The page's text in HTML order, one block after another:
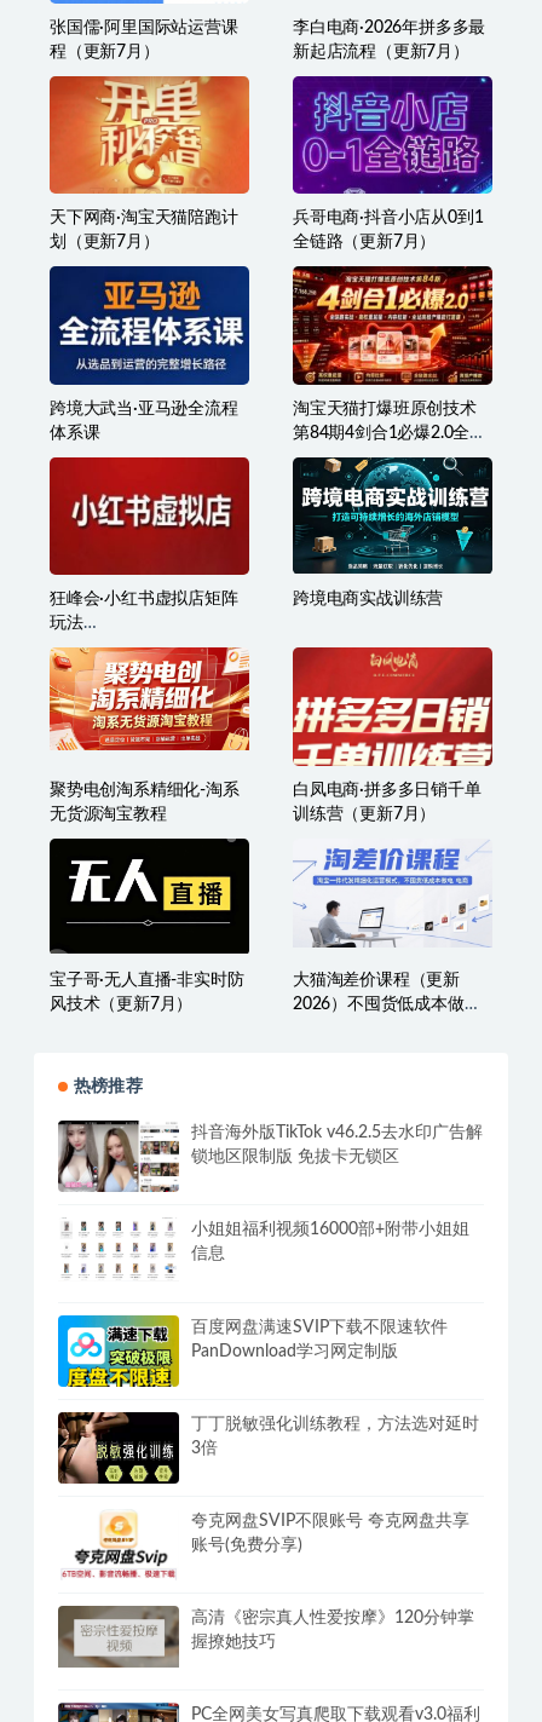
张国儒·阿里国际站运营课
程（更新7月）
李白电商·2026年拼多多最
新起店流程（更新7月）
天下网商·淘宝天猫陪跑计
划（更新7月）
兵哥电商·抖音小店从0到1
全链路（更新7月）
淘宝天猫打爆班原创技术
第84期4剑合1必爆2.0全链
容拉新・全站高投产爆款
狂峰会·小红书虚拟店矩阵
玩法
跨境电商实战训练营
聚势电创淘系精细化-淘系
白凤电商·拼多多日销千单
训练营（更新7月）
风技术（更新7月）
2026）不囤货低成本做电
商
抖音海外版TikTok v46.2.5去水印广告解
小姐姐福利视频16000部+附带小姐姐
百度网盘满速SVIP下载不限速软件
丁丁脱敏强化训练教程，方法选对延时
夸克网盘SVIP不限账号 夸克网盘共享